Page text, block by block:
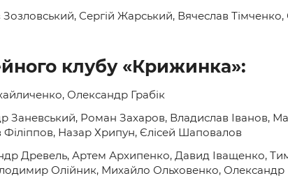
Сергій Жарський, Вячеслав
клубу «Крижинка»:
Олександр Грабік
Заневський, Роман Захаров, Владислав Іванов,
Назар Хрипун, Єлісей Шаповалов
Древель, Артем Архипенко, Давид Іващенко,
Олійник, Михайло Ольховенко,